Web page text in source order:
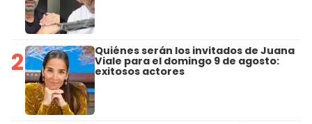
2 Quiénes serán los invitados de Juana
Viale para el domingo 9 de agosto:
exitosos actores